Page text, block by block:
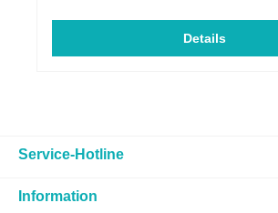
Entlastung des Krümmers &
von Abgasen leistungssteigernd mehr
DrehmomentECE genehmigtMassive
6d - OPFV-BandschelleBMW640i640 i /
B30CEuro 6d - OPFV-
Details
Service-Hotline
Information